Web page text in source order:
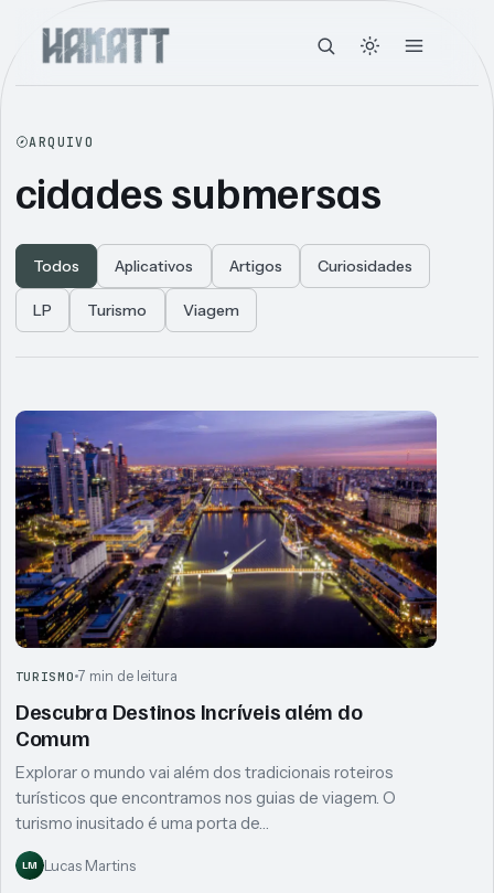
ARQUIVO
cidades submersas
Todos Aplicativos Artigos Curiosidades
LP Turismo Viagem
Articles
TURISMO 7 min de leitura
Descubra Destinos Incríveis além do
Comum
Explorar o mundo vai além dos tradicionais roteiros
turísticos que encontramos nos guias de viagem. O
turismo inusitado é uma porta de…
LM Lucas Martins